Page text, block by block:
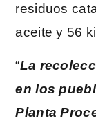
residuos
aceite y 56
“La
en los
Planta